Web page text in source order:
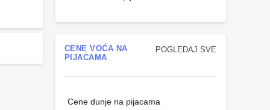
POGLEDAJ SVE
CENE VOĆA NA
PIJACAMA
Cene dunje na pijacama